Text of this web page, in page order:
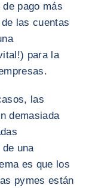
pago más
las cuentas
para la
las
demasiada
una
es que los
pymes están